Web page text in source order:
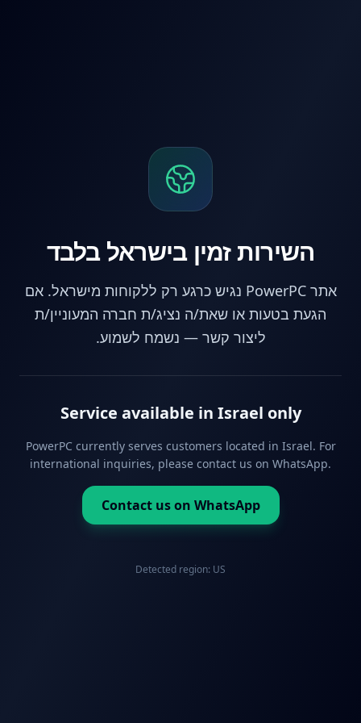
השירות זמין בישראל בלבד
אתר PowerPC נגיש כרגע רק ללקוחות מישראל. אם
הגעת בטעות או שאת/ה נציג/ת חברה המעוניין/ת
ליצור קשר — נשמח לשמוע.
Service available in Israel only
PowerPC currently serves customers located in Israel. For
international inquiries, please contact us on WhatsApp.
Contact us on WhatsApp
Detected region: US